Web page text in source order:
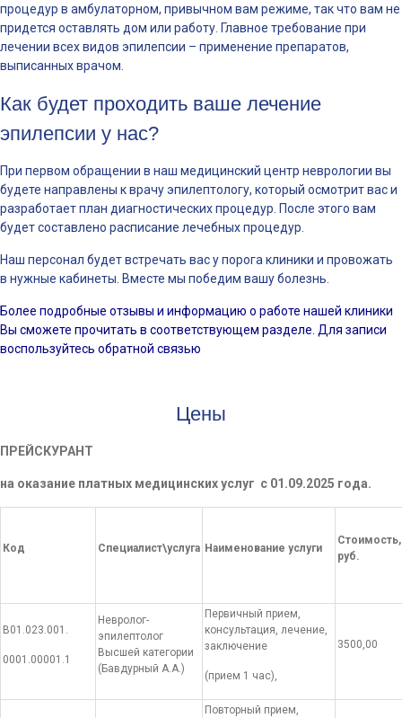
процедур в амбулаторном, привычном вам режиме, так что вам не
придется оставлять дом или работу. Главное требование при
лечении всех видов эпилепсии – применение препаратов,
выписанных врачом.
Как будет проходить ваше лечение
эпилепсии у нас?
При первом обращении в наш медицинский центр неврологии вы
будете направлены к врачу эпилептологу, который осмотрит вас и
разработает план диагностических процедур. После этого вам
будет составлено расписание лечебных процедур.
Наш персонал будет встречать вас у порога клиники и провожать
в нужные кабинеты. Вместе мы победим вашу болезнь.
Более подробные отзывы и информацию о работе нашей клиники
Вы сможете прочитать в соответствующем разделе. Для записи
воспользуйтесь обратной связью
Цены
ПРЕЙСКУРАНТ
на оказание платных медицинских услуг с 01.09.2025 года.
Код Специалист\услуга Наименование услуги
Стоимость,
руб.
В01.023.001.
0001.00001.1
Невролог-
эпилептолог
Высшей категории
(Бавдурный А.А.)
Первичный прием,
консультация, лечение,
заключение
(прием 1 час),
3500,00
Повторный прием,